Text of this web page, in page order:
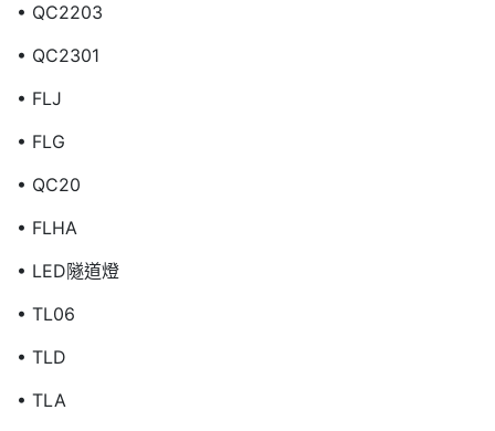
• QC2203
• QC2301
• FLJ
• FLG
• QC20
• FLHA
• LED隧道燈
• TL06
• TLD
• TLA